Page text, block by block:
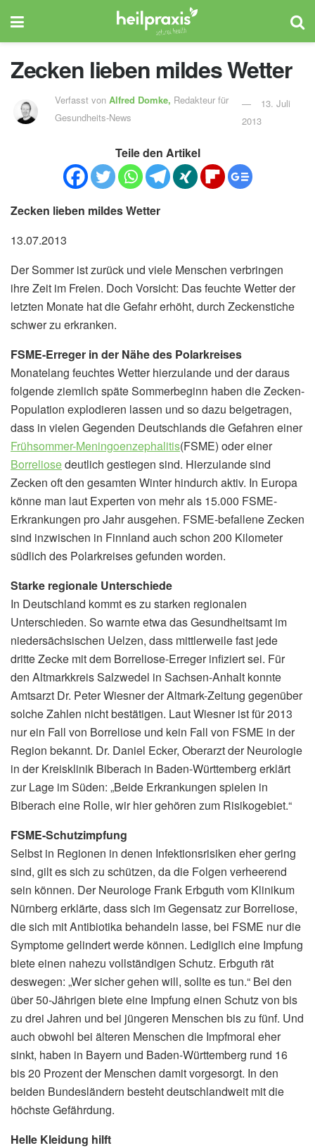
Zecken lieben mildes Wetter
Verfasst vonAlfred Domke, Redakteur für
Gesundheits-News
13. Juli
2013
Teile den Artikel
Zecken lieben mildes Wetter
13.07.2013
Der Sommer ist zurück und viele Menschen verbringen
ihre Zeit im Freien. Doch Vorsicht: Das feuchte Wetter der
letzten Monate hat die Gefahr erhöht, durch Zeckenstiche
schwer zu erkranken.
FSME-Erreger in der Nähe des Polarkreises
Monatelang feuchtes Wetter hierzulande und der daraus
folgende ziemlich späte Sommerbeginn haben die Zecken-
Population explodieren lassen und so dazu beigetragen,
dass in vielen Gegenden Deutschlands die Gefahren einer
Frühsommer-Meningoenzephalitis(FSME) oder einer
Borreliosedeutlich gestiegen sind. Hierzulande sind
Zecken oft den gesamten Winter hindurch aktiv. In Europa
könne man laut Experten von mehr als 15.000 FSME-
Erkrankungen pro Jahr ausgehen. FSME-befallene Zecken
sind inzwischen in Finnland auch schon 200 Kilometer
südlich des Polarkreises gefunden worden.
Starke regionale Unterschiede
In Deutschland kommt es zu starken regionalen
Unterschieden. So warnte etwa das Gesundheitsamt im
niedersächsischen Uelzen, dass mittlerweile fast jede
dritte Zecke mit dem Borreliose-Erreger infiziert sei. Für
den Altmarkkreis Salzwedel in Sachsen-Anhalt konnte
Amtsarzt Dr. Peter Wiesner der Altmark-Zeitung gegenüber
solche Zahlen nicht bestätigen. Laut Wiesner ist für 2013
nur ein Fall von Borreliose und kein Fall von FSME in der
Region bekannt. Dr. Daniel Ecker, Oberarzt der Neurologie
in der Kreisklinik Biberach in Baden-Württemberg erklärt
zur Lage im Süden: „Beide Erkrankungen spielen in
Biberach eine Rolle, wir hier gehören zum Risikogebiet.“
FSME-Schutzimpfung
Selbst in Regionen in denen Infektionsrisiken eher gering
sind, gilt es sich zu schützen, da die Folgen verheerend
sein können. Der Neurologe Frank Erbguth vom Klinikum
Nürnberg erklärte, dass sich im Gegensatz zur Borreliose,
die sich mit Antibiotika behandeln lasse, bei FSME nur die
Symptome gelindert werde können. Lediglich eine Impfung
biete einen nahezu vollständigen Schutz. Erbguth rät
deswegen: „Wer sicher gehen will, sollte es tun.“ Bei den
über 50-Jährigen biete eine Impfung einen Schutz von bis
zu drei Jahren und bei jüngeren Menschen bis zu fünf. Und
auch obwohl bei älteren Menschen die Impfmoral eher
sinkt, haben in Bayern und Baden-Württemberg rund 16
bis 20 Prozent der Menschen damit vorgesorgt. In den
beiden Bundesländern besteht deutschlandweit mit die
höchste Gefährdung.
Helle Kleidung hilft